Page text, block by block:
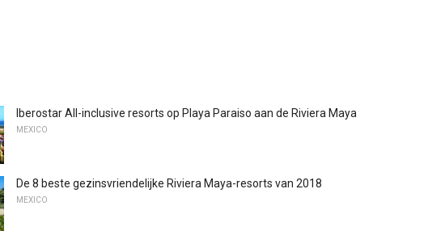
Iberostar All-inclusive resorts op Playa Paraiso aan de Riviera Maya
MEXICO
De 8 beste gezinsvriendelijke Riviera Maya-resorts van 2018
MEXICO